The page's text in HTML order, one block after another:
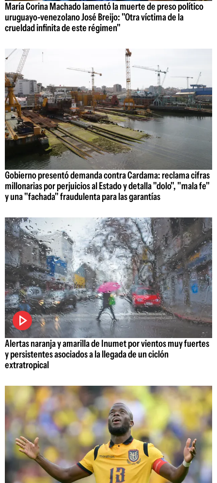
María Corina Machado lamentó la muerte de preso político
uruguayo-venezolano José Breijo: "Otra víctima de la
crueldad infinita de este régimen"
Gobierno presentó demanda contra Cardama: reclama cifras
millonarias por perjuicios al Estado y detalla "dolo", "mala fe"
y una "fachada" fraudulenta para las garantías
Alertas naranja y amarilla de Inumet por vientos muy fuertes
y persistentes asociados a la llegada de un ciclón
extratropical